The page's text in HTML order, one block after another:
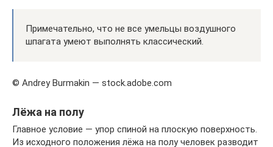
Примечательно, что не все умельцы воздушного
шпагата умеют выполнять классический.
© Andrey Burmakin — stock.adobe.com
Лёжа на полу
Главное условие — упор спиной на плоскую поверхность.
Из исходного положения лёжа на полу человек разводит